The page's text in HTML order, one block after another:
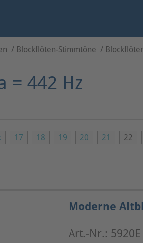
/ Blockflöten-Stimmtöne /
= 442 Hz
17 18 19 20 21 22
Moderne
Art.-Nr.: 5920E